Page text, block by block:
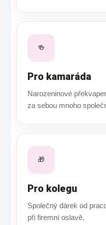
🍻
Pro kamaráda
Narozeninové
za sebou mnoho
🎁
Pro kolegu
Společný dárek od
při firemní oslavě.